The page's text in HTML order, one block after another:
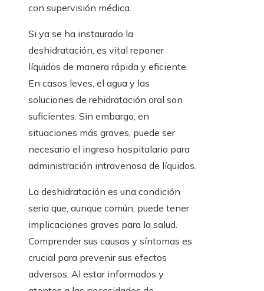
con supervisión médica.
Si ya se ha instaurado la
deshidratación, es vital reponer
líquidos de manera rápida y eficiente.
En casos leves, el agua y las
soluciones de rehidratación oral son
suficientes. Sin embargo, en
situaciones más graves, puede ser
necesario el ingreso hospitalario para
administración intravenosa de líquidos.
La deshidratación es una condición
seria que, aunque común, puede tener
implicaciones graves para la salud.
Comprender sus causas y síntomas es
crucial para prevenir sus efectos
adversos. Al estar informados y